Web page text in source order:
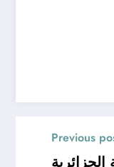
Previous